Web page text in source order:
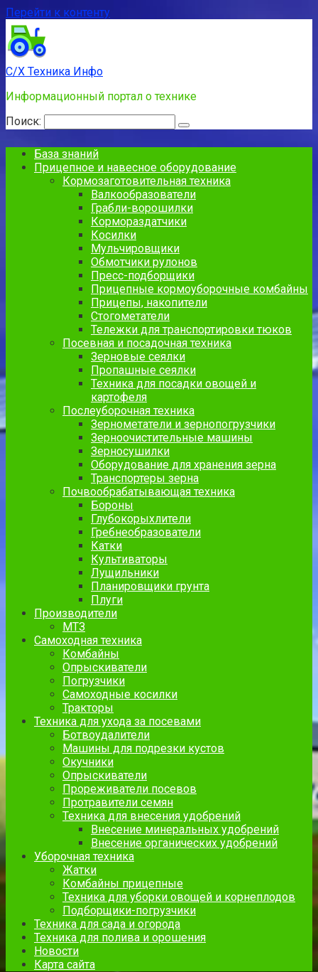
Перейти к контенту
С/Х Техника Инфо
Информационный портал о технике
Поиск:
База знаний
Прицепное и навесное оборудование
Кормозаготовительная техника
Валкообразователи
Грабли-ворошилки
Кормораздатчики
Косилки
Мульчировщики
Обмотчики рулонов
Пресс-подборщики
Прицепные кормоуборочные комбайны
Прицепы, накопители
Стогометатели
Тележки для транспортировки тюков
Посевная и посадочная техника
Зерновые сеялки
Пропашные сеялки
Техника для посадки овощей и
картофеля
Послеуборочная техника
Зернометатели и зернопогрузчики
Зерноочистительные машины
Зерносушилки
Оборудование для хранения зерна
Транспортеры зерна
Почвообрабатывающая техника
Бороны
Глубокорыхлители
Гребнеобразователи
Катки
Культиваторы
Лущильники
Планировщики грунта
Плуги
Производители
МТЗ
Самоходная техника
Комбайны
Опрыскиватели
Погрузчики
Самоходные косилки
Тракторы
Техника для ухода за посевами
Ботвоудалители
Машины для подрезки кустов
Окучники
Опрыскиватели
Прореживатели посевов
Протравители семян
Техника для внесения удобрений
Внесение минеральных удобрений
Внесение органических удобрений
Уборочная техника
Жатки
Комбайны прицепные
Техника для уборки овощей и корнеплодов
Подборщики-погрузчики
Техника для сада и огорода
Техника для полива и орошения
Новости
Карта сайта